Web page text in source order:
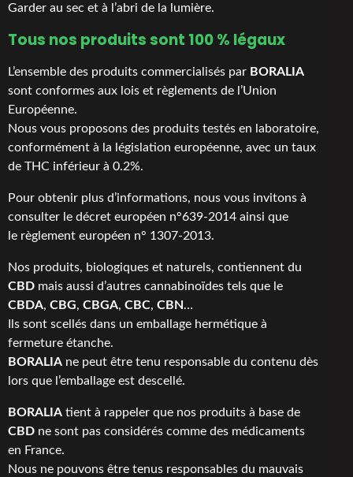
Garder au sec et à l’abri de la lumière.
Tous nos produits sont 100 % légaux
L’ensemble des produits commercialisés par BORALIA
sont conformes aux lois et règlements de l’Union
Européenne.
Nous vous proposons des produits testés en laboratoire,
conformément à la législation européenne, avec un taux
de THC inférieur à 0.2%.
Pour obtenir plus d’informations, nous vous invitons à
consulter le décret européen n°639-2014 ainsi que
le règlement européen n° 1307-2013.
Nos produits, biologiques et naturels, contiennent du
CBD mais aussi d’autres cannabinoïdes tels que le
CBDA, CBG, CBGA, CBC, CBN…
Ils sont scellés dans un emballage hermétique à
fermeture étanche.
BORALIA ne peut être tenu responsable du contenu dès
lors que l’emballage est descellé.
BORALIA tient à rappeler que nos produits à base de
CBD ne sont pas considérés comme des médicaments
en France.
Nous ne pouvons être tenus responsables du mauvais